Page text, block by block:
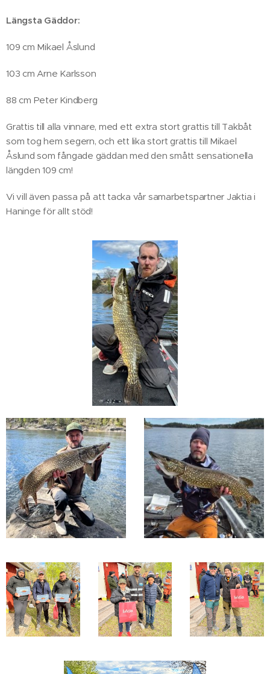
Längsta Gäddor:
109 cm Mikael Åslund
103 cm Arne Karlsson
88 cm Peter Kindberg
Grattis till alla vinnare, med ett extra stort grattis till Takbåt
som tog hem segern, och ett lika stort grattis till Mikael
Åslund som fångade gäddan med den smått sensationella
längden 109 cm!
Vi vill även passa på att tacka vår samarbetspartner Jaktia i
Haninge för allt stöd!